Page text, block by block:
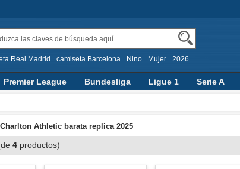
Real Madrid camiseta Barcelona Nino Mujer 2026
Premier League Bundesliga Ligue 1 Serie A
Athletic barata replica 2025
4 productos)